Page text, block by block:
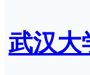
武汉大